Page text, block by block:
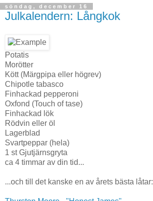
söndag, december 16
Julkalendern: Långkok
Potatis
Morötter
Kött (Märgpipa eller högrev)
Chipotle tabasco
Finhackad pepperoni
Oxfond (Touch of tase)
Finhackad lök
Rödvin eller öl
Lagerblad
Svartpeppar (hela)
1 st Gjutjärnsgryta
ca 4 timmar av din tid...
...och till det kanske en av årets bästa låtar: